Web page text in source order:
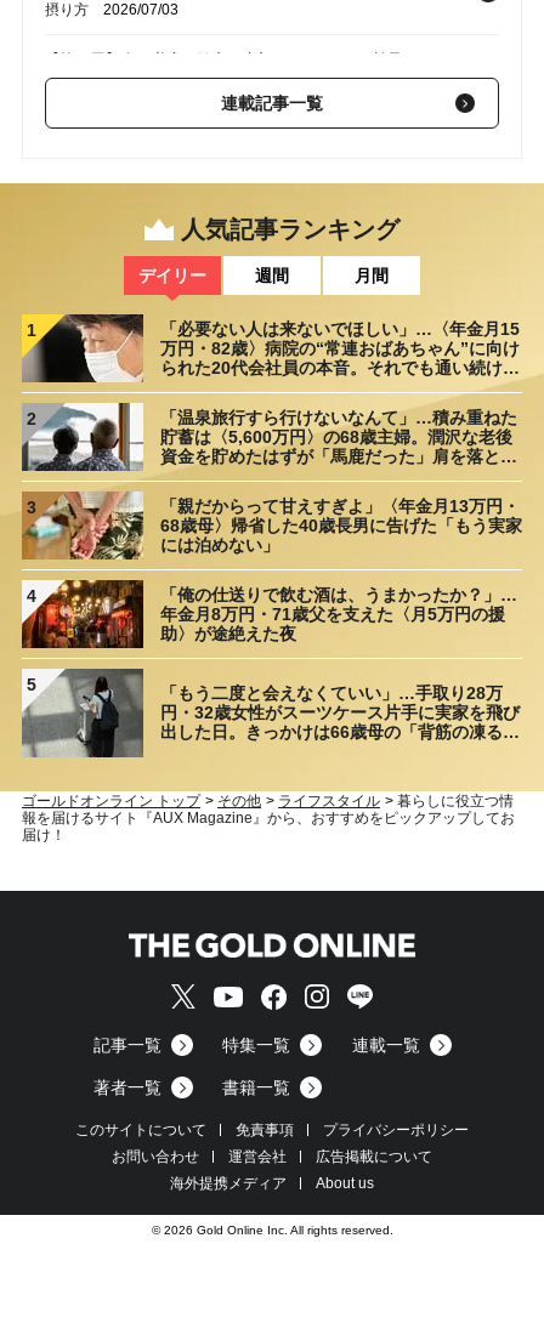
摂り方 2026/07/03
【第32回】 魚は美容と健康の味方！DHA・EPAの効果とおいし
く食べるコツ【管理栄養士／美容アドバイザー豊田愛魅さん監
る「塩と健康」の新常識。適塩生活と“ふりすぎ”を防ぐ習慣術
【第29回】 夏バテ防止に大根おろしが最適な理由と、大根の栄
養を最大限に活かしたおいしい食べ方のコツ・レシピ【管理栄養
2025/07/27
連載記事一覧
人気記事ランキング
デイリー 週間 月間
1
「必要ない人は来ないでほしい」…〈年金月15
万円・82歳〉病院の“常連おばあちゃん”に向け
られた20代会社員の本音。それでも通い続ける
2
「温泉旅行すら行けないなんて」…積み重ねた
貯蓄は〈5,600万円〉の68歳主婦。潤沢な老後
資金を貯めたはずが「馬鹿だった」肩を落とす
3
「親だからって甘えすぎよ」〈年金月13万円・
68歳母〉帰省した40歳長男に告げた「もう実家
には泊めない」
4
「俺の仕送りで飲む酒は、うまかったか？」…
年金月8万円・71歳父を支えた〈月5万円の援
助〉が途絶えた夜
5
「もう二度と会えなくていい」…手取り28万
円・32歳女性がスーツケース片手に実家を飛び
出した日。きっかけは66歳母の「背筋の凍る一
ゴールドオンライン トップ > その他 > ライフスタイル > 暮らしに役立つ情
報を届けるサイト『AUX Magazine』から、おすすめをピックアップしてお
届け！
記事一覧 特集一覧 連載一覧
著者一覧 書籍一覧
このサイトについて 免責事項
プライバシーポリシー
お問い合わせ
運営会社
広告掲載について
海外提携メディア
About us
© 2026 Gold Online Inc. All rights reserved.